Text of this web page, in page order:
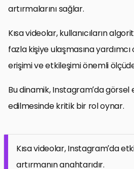
artırmalarını sağlar.
Kısa videolar, kullanıcıların
fazla kişiye ulaşmasına
erişimi ve etkileşimi önemli
Bu dinamik, Instagram’da
edilmesinde kritik bir rol oynar.
Kısa videolar, Instagram’da
artırmanın anahtarıdır.